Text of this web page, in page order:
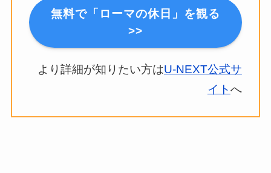
無料で「ローマの休日」を観る
>>
より詳細が知りたい方はU-NEXT公式サ
イトへ